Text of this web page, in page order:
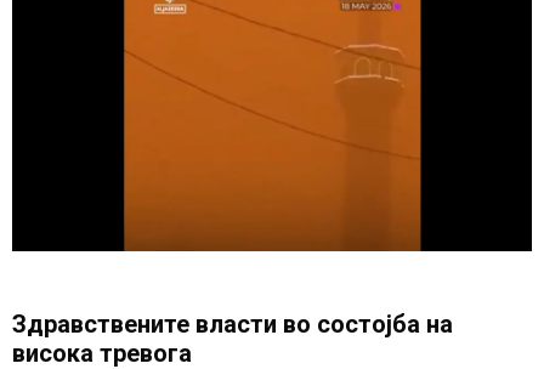
Здравствените власти во состојба на
висока тревога